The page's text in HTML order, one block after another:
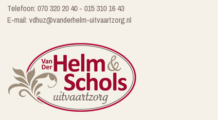
Telefoon: 070 320 20 40 - 015 310 16 43
E-mail: vdhuz@vanderhelm-uitvaartzorg.nl